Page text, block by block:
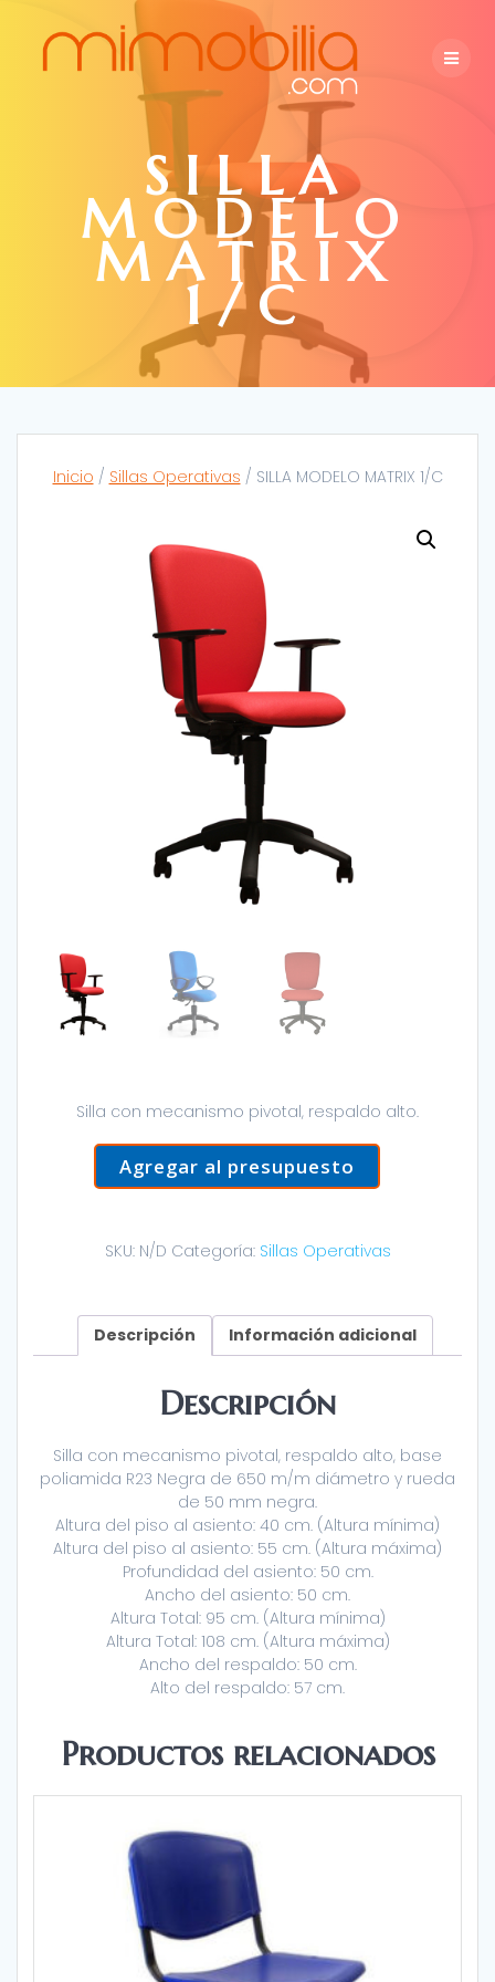
Skip
to
content
SILLA
MODELO
MATRIX
1/C
Inicio / Sillas Operativas / SILLA MODELO MATRIX 1/C
Silla con mecanismo pivotal, respaldo alto.
Agregar al presupuesto
SKU: N/D Categoría: Sillas Operativas
Descripción Información adicional
Descripción
Silla con mecanismo pivotal, respaldo alto, base
poliamida R23 Negra de 650 m/m diámetro y rueda
de 50 mm negra.
Altura del piso al asiento: 40 cm. (Altura mínima)
Altura del piso al asiento: 55 cm. (Altura máxima)
Profundidad del asiento: 50 cm.
Ancho del asiento: 50 cm.
Altura Total: 95 cm. (Altura mínima)
Altura Total: 108 cm. (Altura máxima)
Ancho del respaldo: 50 cm.
Alto del respaldo: 57 cm.
Productos relacionados